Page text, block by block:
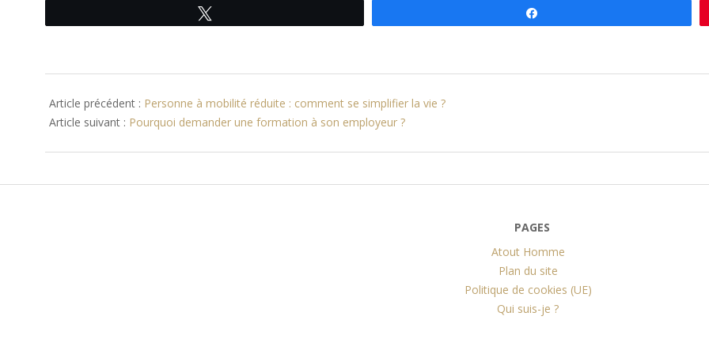
04-
03
Article précédent : Personne à mobilité réduite : comment se simplifier la vie ?
Article suivant : Pourquoi demander une formation à son employeur ?
PAGES
Atout Homme
Plan du site
Politique de cookies (UE)
Qui suis-je ?